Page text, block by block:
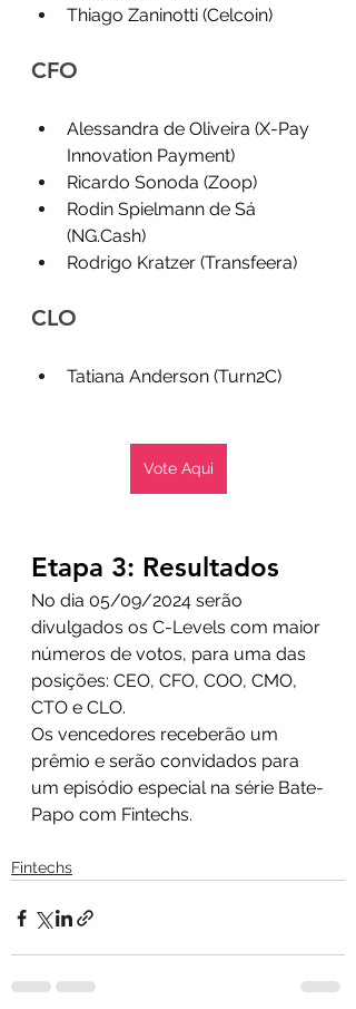
Thiago Zaninotti (Celcoin)
CFO
Alessandra de Oliveira (X-Pay
Innovation Payment)
Ricardo Sonoda (Zoop)
Rodin Spielmann de Sá
(NG.Cash)
Rodrigo Kratzer (Transfeera)
CLO
Tatiana Anderson (Turn2C)
Vote Aqui
Etapa 3: Resultados
No dia 05/09/2024 serão
divulgados os C-Levels com maior
números de votos, para uma das
posições: CEO, CFO, COO, CMO,
CTO e CLO.
Os vencedores receberão um
prêmio e serão convidados para
um episódio especial na série Bate-
Papo com Fintechs.
Fintechs